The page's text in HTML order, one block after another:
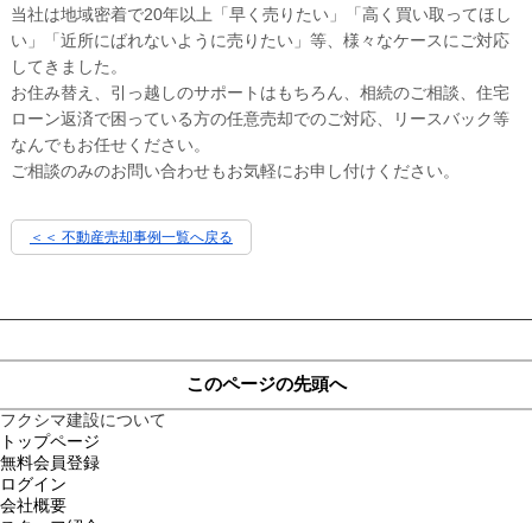
当社は地域密着で20年以上「早く売りたい」「高く買い取ってほし
い」「近所にばれないように売りたい」等、様々なケースにご対応
してきました。
お住み替え、引っ越しのサポートはもちろん、相続のご相談、住宅
ローン返済で困っている方の任意売却でのご対応、リースバック等
なんでもお任せください。
ご相談のみのお問い合わせもお気軽にお申し付けください。
＜＜ 不動産売却事例一覧へ戻る
このページの先頭へ
フクシマ建設について
トップページ
無料会員登録
ログイン
会社概要